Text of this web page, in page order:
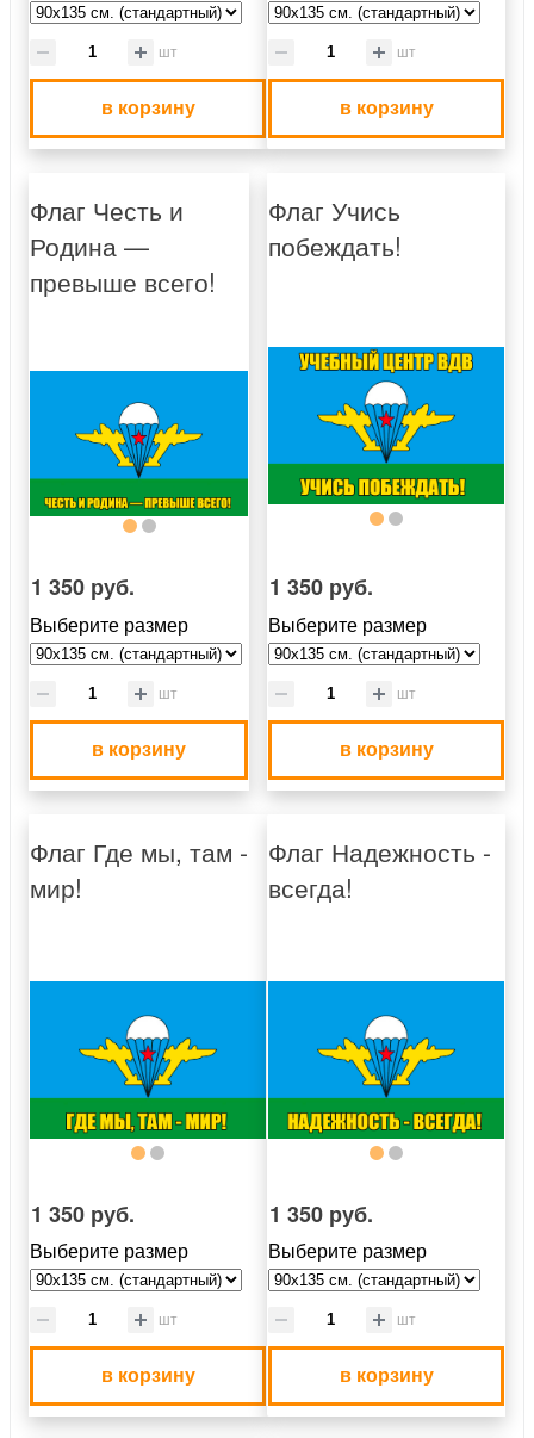
шт
в корзину
шт
в корзину
Флаг Честь и
Родина —
превыше всего!
1 350 руб.
Выберите размер
шт
в корзину
Флаг Учись
побеждать!
1 350 руб.
Выберите размер
шт
в корзину
Флаг Где мы, там -
мир!
1 350 руб.
Выберите размер
шт
в корзину
Флаг Надежность -
всегда!
1 350 руб.
Выберите размер
шт
в корзину